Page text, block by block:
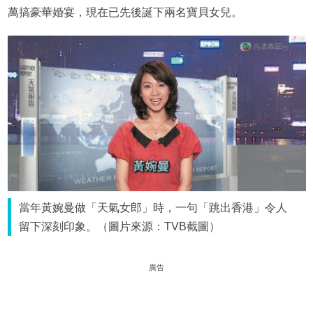
萬搞豪華婚宴，現在已先後誕下兩名寶貝女兒。
當年黃婉曼做「天氣女郎」時，一句「跳出香港」令人
留下深刻印象。（圖片來源：TVB截圖）
廣告